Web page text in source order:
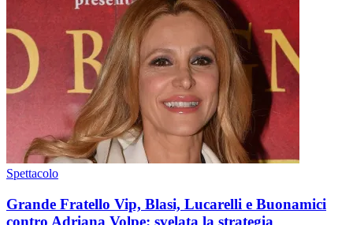
Spettacolo
Grande Fratello Vip, Blasi, Lucarelli e Buonamici
contro Adriana Volpe: svelata la strategia